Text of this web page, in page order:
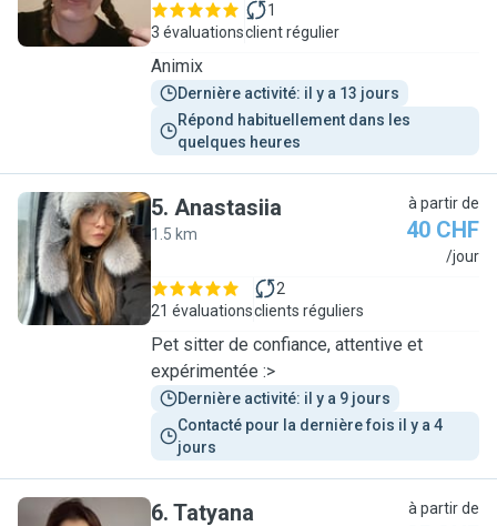
3 évaluations
1
client régulier
Animix
Dernière activité: il y a 13 jours
Répond habituellement dans les
quelques heures
A
5. Anastasiia
1.5 km
à partir de
40 CHF
/jour
21 évaluations
2
clients réguliers
Pet sitter de confiance, attentive et
expérimentée :>
Dernière activité: il y a 9 jours
Contacté pour la dernière fois il y a 4
jours
6. Tatyana à partir de